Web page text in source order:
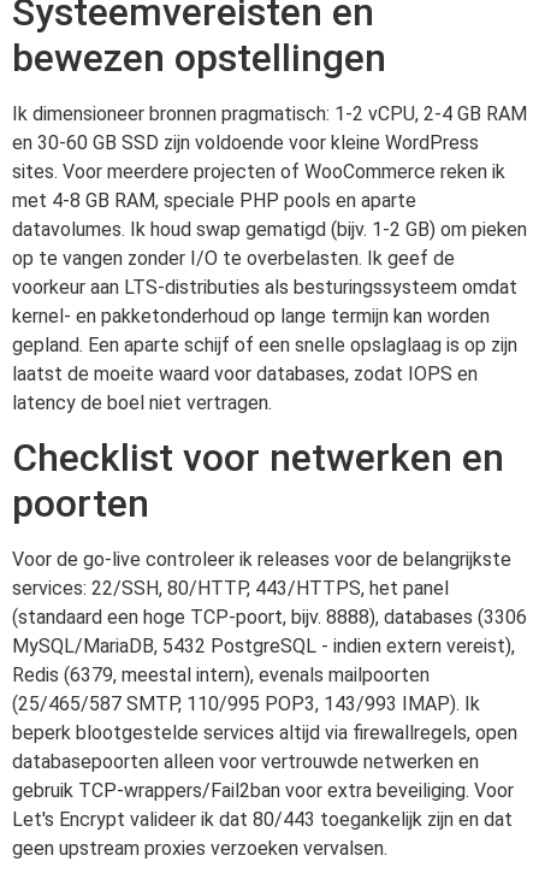
Systeemvereisten en
bewezen opstellingen
Ik dimensioneer bronnen pragmatisch: 1-2 vCPU, 2-4 GB RAM
en 30-60 GB SSD zijn voldoende voor kleine WordPress
sites. Voor meerdere projecten of WooCommerce reken ik
met 4-8 GB RAM, speciale PHP pools en aparte
datavolumes. Ik houd swap gematigd (bijv. 1-2 GB) om pieken
op te vangen zonder I/O te overbelasten. Ik geef de
voorkeur aan LTS-distributies als besturingssysteem omdat
kernel- en pakketonderhoud op lange termijn kan worden
gepland. Een aparte schijf of een snelle opslaglaag is op zijn
laatst de moeite waard voor databases, zodat IOPS en
latency de boel niet vertragen.
Checklist voor netwerken en
poorten
Voor de go-live controleer ik releases voor de belangrijkste
services: 22/SSH, 80/HTTP, 443/HTTPS, het panel
(standaard een hoge TCP-poort, bijv. 8888), databases (3306
MySQL/MariaDB, 5432 PostgreSQL - indien extern vereist),
Redis (6379, meestal intern), evenals mailpoorten
(25/465/587 SMTP, 110/995 POP3, 143/993 IMAP). Ik
beperk blootgestelde services altijd via firewallregels, open
databasepoorten alleen voor vertrouwde netwerken en
gebruik TCP-wrappers/Fail2ban voor extra beveiliging. Voor
Let's Encrypt valideer ik dat 80/443 toegankelijk zijn en dat
geen upstream proxies verzoeken vervalsen.